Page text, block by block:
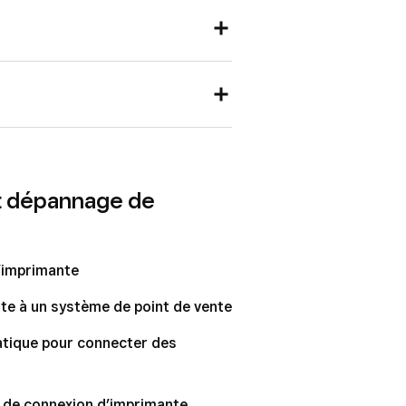
de
à un système de point de vente
pour connecter des